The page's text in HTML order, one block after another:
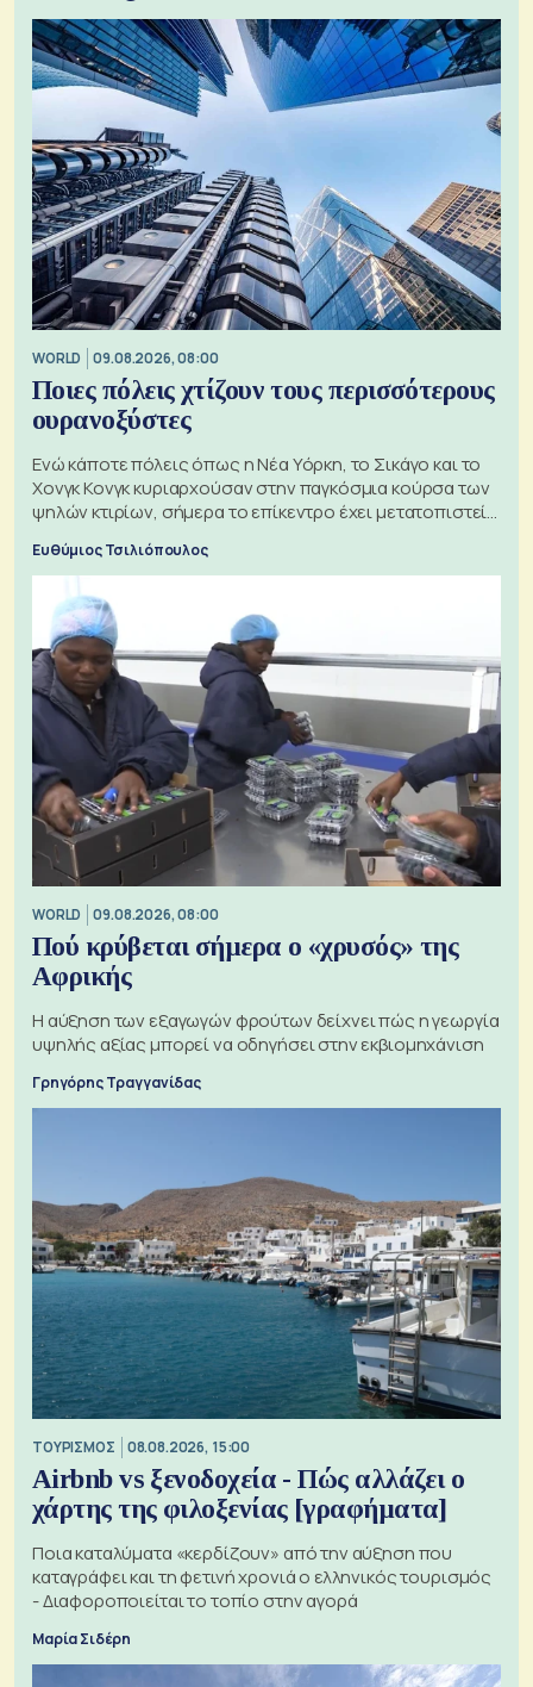
WORLD 09.08.2026, 08:00
Ποιες πόλεις χτίζουν τους περισσότερους
ουρανοξύστες
Ενώ κάποτε πόλεις όπως η Νέα Υόρκη, το Σικάγο και το
Χονγκ Κονγκ κυριαρχούσαν στην παγκόσμια κούρσα των
ψηλών κτιρίων, σήμερα το επίκεντρο έχει μετατοπιστεί
Ευθύμιος Τσιλιόπουλος
WORLD 09.08.2026, 08:00
Πού κρύβεται σήμερα ο «χρυσός» της
Αφρικής
Η αύξηση των εξαγωγών φρούτων δείχνει πώς η γεωργία
υψηλής αξίας μπορεί να οδηγήσει στην εκβιομηχάνιση
Γρηγόρης Τραγγανίδας
ΤΟΥΡΙΣΜΟΣ 08.08.2026, 15:00
Airbnb vs ξενοδοχεία - Πώς αλλάζει ο
χάρτης της φιλοξενίας [γραφήματα]
Ποια καταλύματα «κερδίζουν» από την αύξηση που
καταγράφει και τη φετινή χρονιά ο ελληνικός τουρισμός
- Διαφοροποιείται το τοπίο στην αγορά
Μαρία Σιδέρη